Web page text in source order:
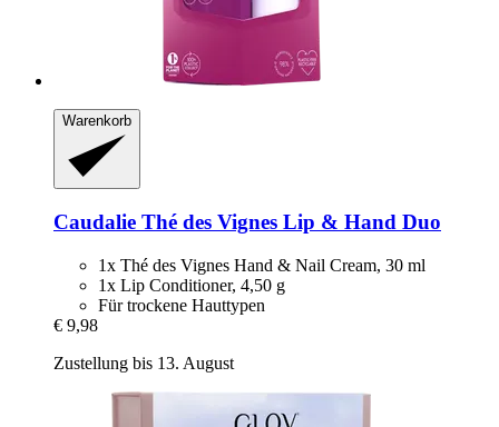
Warenkorb
Caudalie Thé des Vignes Lip & Hand Duo
1x Thé des Vignes Hand & Nail Cream, 30 ml
1x Lip Conditioner, 4,50 g
Für trockene Hauttypen
€ 9,98
Zustellung bis 13. August